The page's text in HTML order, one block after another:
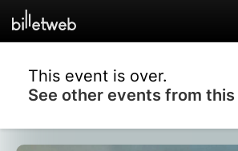
This event is over.
See other events from